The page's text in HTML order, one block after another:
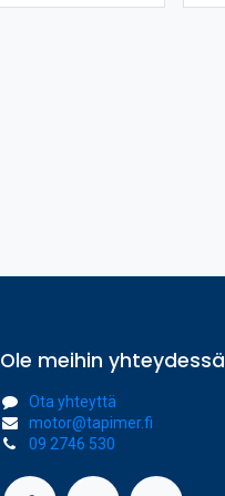
Ole meihin yhteydessä
Ota yhteyttä
motor@tapimer.fi
09 2746 530